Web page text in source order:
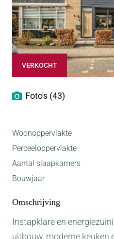
VERKOCHT
Foto's (43)
Woonoppervlakte
Perceeloppervlakte
Aantal slaapkamers
Bouwjaar
Omschrijving
Instapklare en
uitbouw, moderne keuken